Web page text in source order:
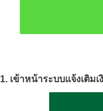
1. เข้าหน้าระบบแจ้งเติม